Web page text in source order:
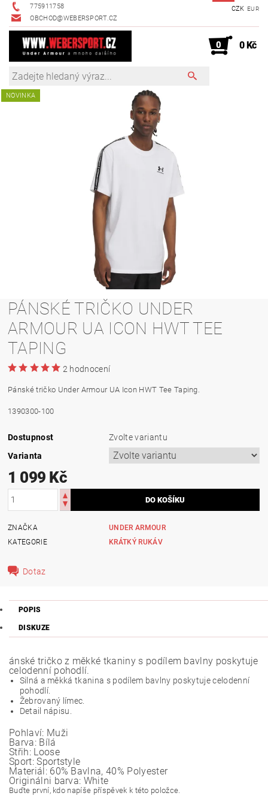
775911758
OBCHOD@WEBERSPORT.CZ
CZK EUR
0 0 Kč
NOVINKA
PÁNSKÉ TRIČKO UNDER
ARMOUR UA ICON HWT TEE
TAPING
2 hodnocení
Pánské tričko Under Armour UA Icon HWT Tee Taping.
1390300-100
Dostupnost
Zvolte variantu
Varianta
1 099 Kč
ZNAČKA
UNDER ARMOUR
KATEGORIE
KRÁTKÝ RUKÁV
Dotaz
POPIS
DISKUZE
ánské tričko z měkké tkaniny s podílem bavlny poskytuje
celodenní pohodlí.
Silná a měkká tkanina s podílem bavlny poskytuje celodenní
pohodlí.
Žebrovaný límec.
Detail nápisu.
Pohlaví: Muži
Barva:Bílá
Střih: Loose
Sport: Sportstyle
Materiál: 60% Bavlna, 40% Polyester
Originálni barva: White
Buďte první, kdo napíše příspěvek k této položce.